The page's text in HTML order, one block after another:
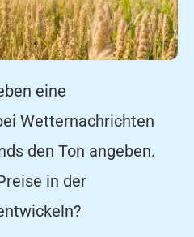
eine
Wetternachrichten
den Ton angeben.
in der